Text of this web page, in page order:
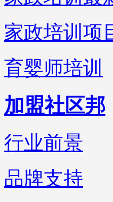
家政培训项
育婴师培训
加盟社区邦
行业前景
品牌支持